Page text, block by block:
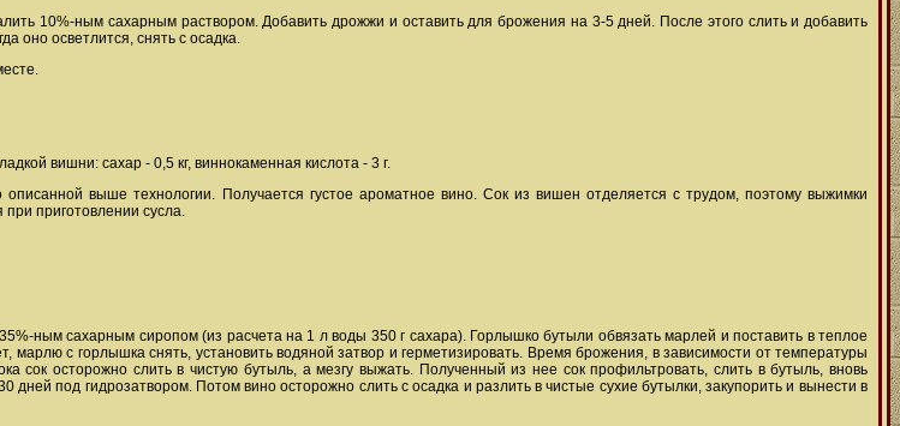
10%-ным сахарным раствором. Добавить дрожжи и оставить для брожения на 3-5 дней. После этого слить и добавить
оно осветлится, снять с осадка.
вишни: сахар - 0,5 кг, виннокаменная кислота - 3 г.
выше технологии. Получается густое ароматное вино. Сок из вишен отделяется с трудом, поэтому выжимки
приготовлении сусла.
ным сахарным сиропом (из расчета на 1 л воды 350 г сахара). Горлышко бутыли обвязать марлей и поставить в теплое
марлю с горлышка снять, установить водяной затвор и герметизировать. Время брожения, в зависимости от температуры
сок осторожно слить в чистую бутыль, а мезгу выжать. Полученный из нее сок профильтровать, слить в бутыль, вновь
дней под гидрозатвором. Потом вино осторожно слить с осадка и разлить в чистые сухие бутылки, закупорить и вынести в